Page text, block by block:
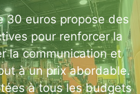
30 euros propose des
pour renforcer la
la communication et
à un prix abordable.
à tous les budgets